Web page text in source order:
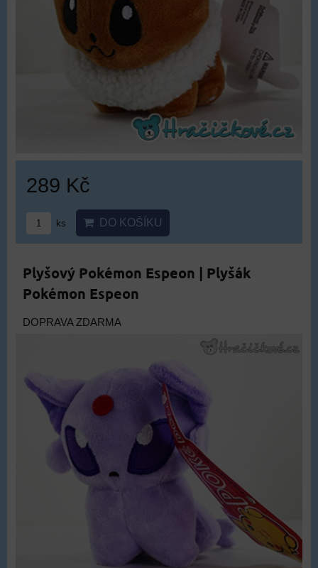
289 Kč
ks DO KOŠÍKU
Plyšový Pokémon Espeon | Plyšák
Pokémon Espeon
DOPRAVA ZDARMA